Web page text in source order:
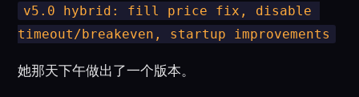
v5.0 hybrid: fill price fix, disable
timeout/breakeven, startup improvements
她那天下午做出了一个版本。